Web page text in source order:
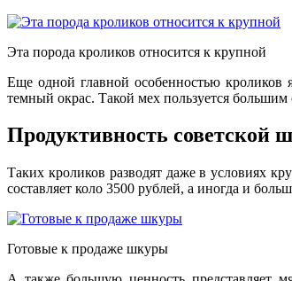
Эта порода кроликов относится к крупной
Еще одной главной особенностью кроликов
темный окрас. Такой мех пользуется
Продуктивность
Таких кроликов разводят даже в условиях
составляет коло 3500 рублей, а иногда и
Готовые к продаже шкуры